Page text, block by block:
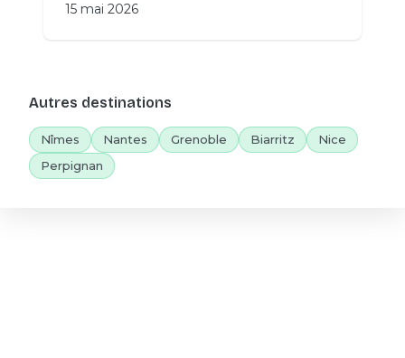
15 mai 2026
Autres destinations
Nîmes Nantes Grenoble Biarritz
Nice
Perpignan